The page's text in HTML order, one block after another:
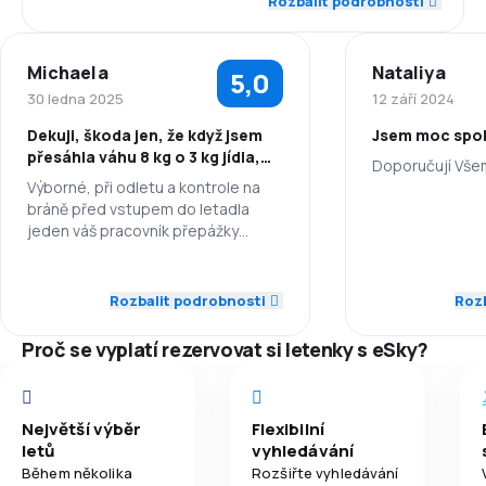
Síť spojení 4,3
Ceny letenek 3,8
Komfort cestování
Michaela
30 ledna 2025 5,0
Dekuji, škoda jen, že když jsem
přesáhla váhu 8 kg o 3 kg jídla,
platila jsem navíc celé
zavazadlo. ídla v osobni
Výborné, při odletu a kontrole na
bráně před vstupem do letadla
jeden váš pracovník přepážky
že berou s sebou datovou banku
letadle. Bylo to zbytečné, stačilo
přece nabídnout zpoplatněnou
se dotázala, a tím se problém
vyřešil. Ale zvyšovat hlas před
cestujícími a anglicky opakovat, že
je jedno , jak se dostanou domů, že
5,0
Ceny letenek 5,0
Rozbalit podrobnosti
Nataliya
12 září 2024
Jsem moc
Doporučují
Komfort
Přeprava
Proč se vyplatí rezervovat si letenky s eSky?
Největší výběr
letů
Během několika
Flexibilní
vyhledávání
Rozšiřte vyhledávání